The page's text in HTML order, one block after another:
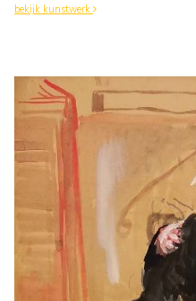
bekijk kunstwerk